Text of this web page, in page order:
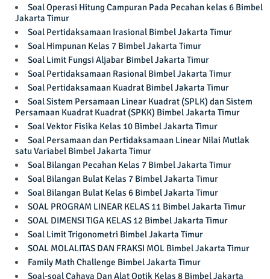
Soal Operasi Hitung Campuran Pada Pecahan kelas 6 Bimbel
Jakarta Timur
Soal Pertidaksamaan Irasional Bimbel Jakarta Timur
Soal Himpunan Kelas 7 Bimbel Jakarta Timur
Soal Limit Fungsi Aljabar Bimbel Jakarta Timur
Soal Pertidaksamaan Rasional Bimbel Jakarta Timur
Soal Pertidaksamaan Kuadrat Bimbel Jakarta Timur
Soal Sistem Persamaan Linear Kuadrat (SPLK) dan Sistem
Persamaan Kuadrat Kuadrat (SPKK) Bimbel Jakarta Timur
Soal Vektor Fisika Kelas 10 Bimbel Jakarta Timur
Soal Persamaan dan Pertidaksamaan Linear Nilai Mutlak
satu Variabel Bimbel Jakarta Timur
Soal Bilangan Pecahan Kelas 7 Bimbel Jakarta Timur
Soal Bilangan Bulat Kelas 7 Bimbel Jakarta Timur
Soal Bilangan Bulat Kelas 6 Bimbel Jakarta Timur
SOAL PROGRAM LINEAR KELAS 11 Bimbel Jakarta Timur
SOAL DIMENSI TIGA KELAS 12 Bimbel Jakarta Timur
Soal Limit Trigonometri Bimbel Jakarta Timur
SOAL MOLALITAS DAN FRAKSI MOL Bimbel Jakarta Timur
Family Math Challenge Bimbel Jakarta Timur
Soal-soal Cahaya Dan Alat Optik Kelas 8 Bimbel Jakarta